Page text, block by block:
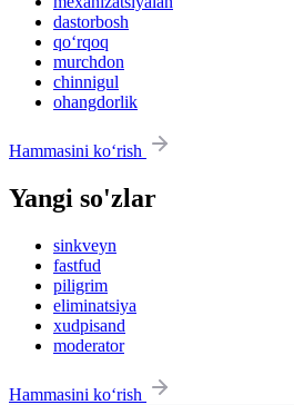
dastorbosh
qo‘rqoq
murchdon
chinnigul
ohangdorlik
Hammasini ko‘rish
Yangi so'zlar
sinkveyn
fastfud
piligrim
eliminatsiya
xudpisand
moderator
Hammasini ko‘rish